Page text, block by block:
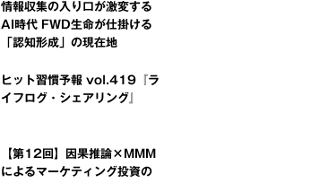
情報収集の入り口が激変する
AI時代 FWD生命が仕掛ける
「認知形成」の現在地
ヒット習慣予報 vol.419『ラ
イフログ・シェアリング』
【第12回】因果推論×MMM
によるマーケティング投資の